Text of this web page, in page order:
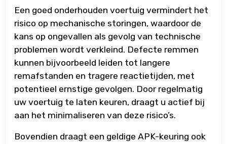
Een goed onderhouden voertuig vermindert het
risico op mechanische storingen, waardoor de
kans op ongevallen als gevolg van technische
problemen wordt verkleind. Defecte remmen
kunnen bijvoorbeeld leiden tot langere
remafstanden en tragere reactietijden, met
potentieel ernstige gevolgen. Door regelmatig
uw voertuig te laten keuren, draagt u actief bij
aan het minimaliseren van deze risico’s.
Bovendien draagt een geldige APK-keuring ook